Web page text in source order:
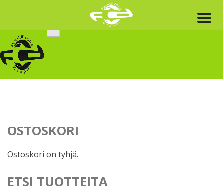
content
OSTOSKORI
Ostoskori on tyhjä.
ETSI TUOTTEITA